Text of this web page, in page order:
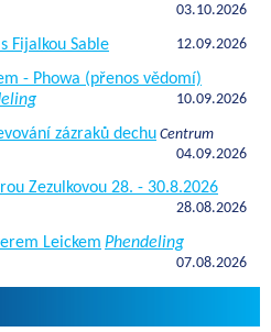
03.10.2026
Fijalkou Sable 12.09.2026
- Phowa (přenos vědomí)
10.09.2026
zázraků dechu Centrum
04.09.2026
Zezulkovou 28. - 30.8.2026
28.08.2026
Leickem Phendeling
07.08.2026